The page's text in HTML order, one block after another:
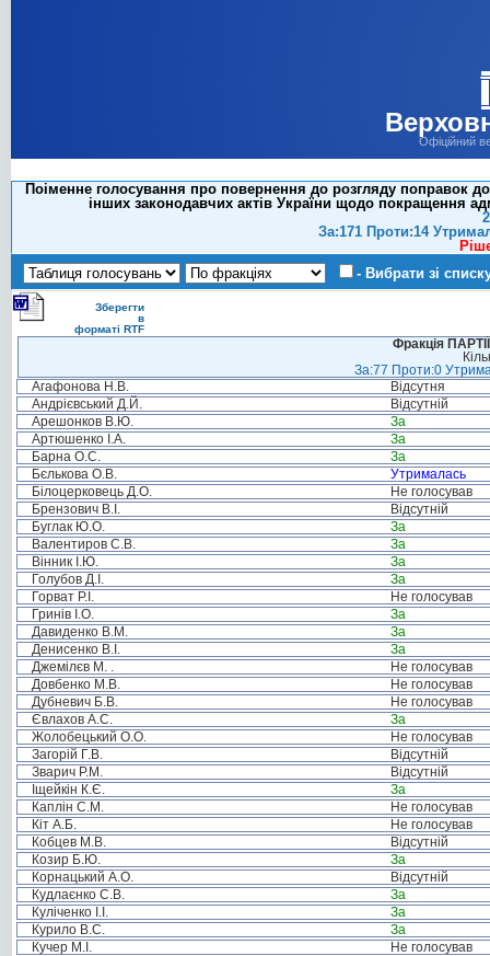
Офіційний
Поіменне голосування про повернення до розгляду поправок
інших законодавчих актів України щодо покращення
За:171 Проти:14
- Вибрати зі
Зберегти
в
форматі RTF
Фракція
За:77 Проти:0
Агафонова Н.В.
Відсутня
Андрієвський Д.Й.
Відсутній
Арешонков В.Ю.
За
Артюшенко І.А.
За
Барна О.С.
За
Бєлькова О.В.
Утрималась
Білоцерковець Д.О.
Не голосував
Брензович В.І.
Відсутній
Буглак Ю.О.
За
Валентиров С.В.
За
Вінник І.Ю.
За
Голубов Д.І.
За
Горват Р.І.
Не голосував
Гринів І.О.
За
Давиденко В.М.
За
Денисенко В.І.
За
Джемілєв М. .
Не голосував
Довбенко М.В.
Не голосував
Дубневич Б.В.
Не голосував
Євлахов А.С.
За
Жолобецький О.О.
Не голосував
Загорій Г.В.
Відсутній
Зварич Р.М.
Відсутній
Іщейкін К.Є.
За
Каплін С.М.
Не голосував
Кіт А.Б.
Не голосував
Кобцев М.В.
Відсутній
Козир Б.Ю.
За
Корнацький А.О.
Відсутній
Кудлаєнко С.В.
За
Куліченко І.І.
За
Курило В.С.
За
Кучер М.І.
Не голосував